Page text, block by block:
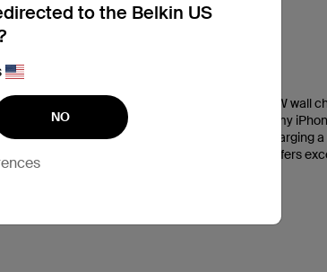
to the Belkin US
NO